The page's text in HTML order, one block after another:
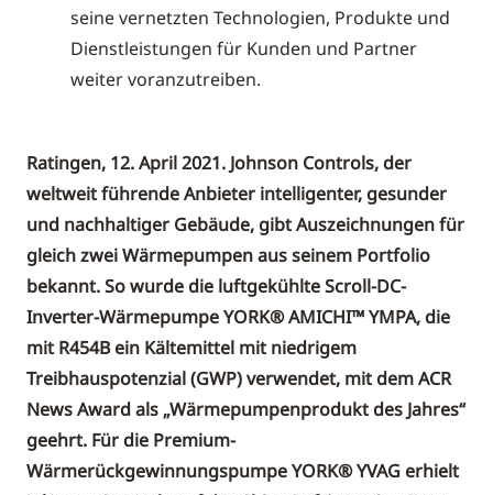
seine vernetzten Technologien, Produkte und
Dienstleistungen für Kunden und Partner
weiter voranzutreiben.
Ratingen, 12. April 2021. Johnson Controls, der
weltweit führende Anbieter intelligenter, gesunder
und nachhaltiger Gebäude, gibt Auszeichnungen für
gleich zwei Wärmepumpen aus seinem Portfolio
bekannt. So wurde die luftgekühlte Scroll-DC-
Inverter-Wärmepumpe YORK® AMICHI™ YMPA, die
mit R454B ein Kältemittel mit niedrigem
Treibhauspotenzial (GWP) verwendet, mit dem ACR
News Award als „Wärmepumpenprodukt des Jahres“
geehrt. Für die Premium-
Wärmerückgewinnungspumpe YORK® YVAG erhielt